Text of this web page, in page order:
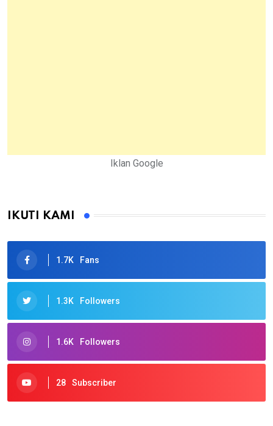
Iklan Google
IKUTI KAMI
1.7K Fans
1.3K Followers
1.6K Followers
28 Subscriber